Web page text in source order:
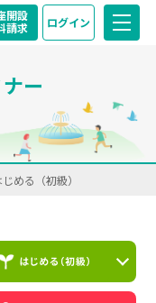
開設
請求
ログイン
ー
じめる（初級）